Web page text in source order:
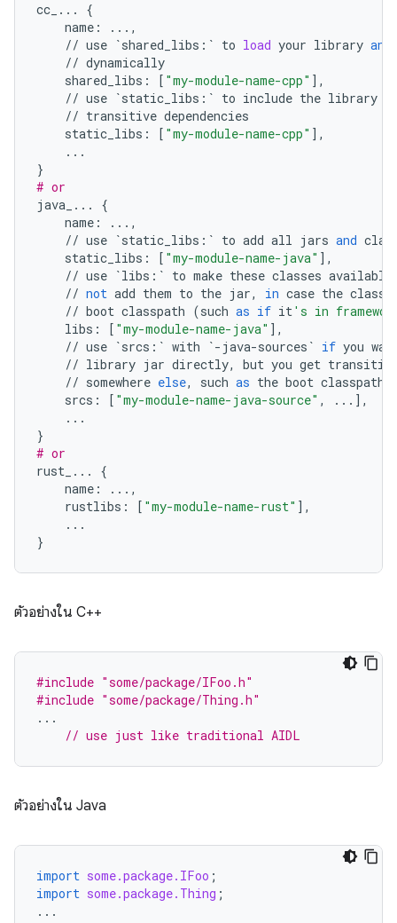
cc_ ...
{
name : ... ,
// use `shared_libs : ` to load your library and
// dynamically
shared_libs : [ "my-module-name-cpp" ],
// use `static_libs : ` to include the library
// transitive dependencies
static_libs : [ "my-module-name-cpp" ],
...
}
# or
java_ ...
{
name : ... ,
// use `static_libs : ` to add all jars and
static_libs : [ "my-module-name-java" ],
// use `libs : ` to make these classes available
// not add them to the jar, in case the
// boot classpath (such as if it's in
libs : [ "my-module-name-java" ],
// use `srcs : ` with `- java-sources ` if you
// library jar directly, but you get
// somewhere else, such as the boot classpath
srcs : [ "my-module-name-java-source" , ... ],
...
}
# or
rust_ ...
{
name : ... ,
rustlibs : [ "my-module-name-rust" ],
...
}
ตัวอย่างใน C++
#include "some/package/IFoo.h"
#include "some/package/Thing.h"
...
// use just like traditional AIDL
ตัวอย่างใน Java
import some.package.IFoo ;
import some.package.Thing ;
...